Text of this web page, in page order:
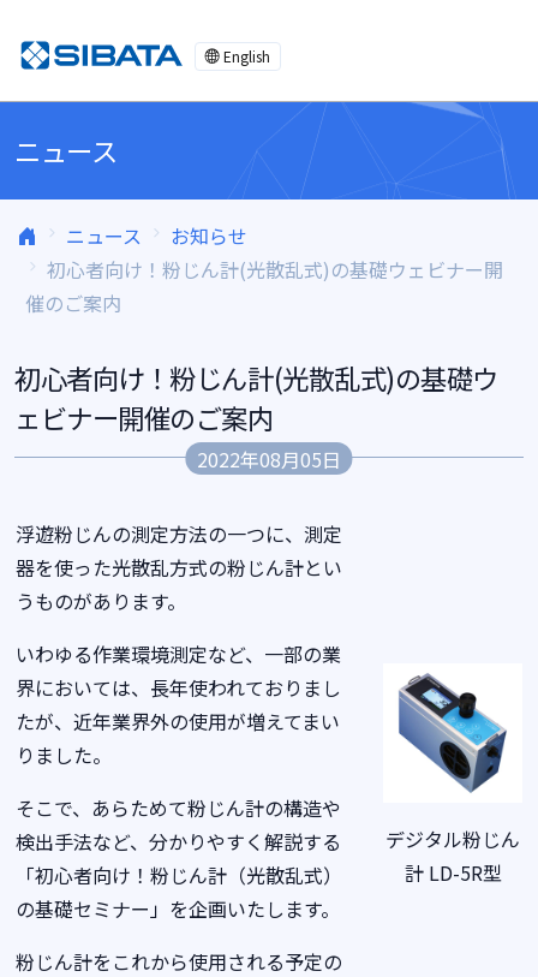
English
ニュース
ニュース
お知らせ
初心者向け！粉じん計(光散乱式)の基礎ウェビナー開
催のご案内
初心者向け！粉じん計(光散乱式)の基礎ウ
ェビナー開催のご案内
2022年08月05日
浮遊粉じんの測定方法の一つに、測定
器を使った光散乱方式の粉じん計とい
うものがあります。
いわゆる作業環境測定など、一部の業
界においては、長年使われておりまし
たが、近年業界外の使用が増えてまい
りました。
そこで、あらためて粉じん計の構造や
検出手法など、分かりやすく解説する
「初心者向け！粉じん計（光散乱式）
の基礎セミナー」を企画いたします。
粉じん計をこれから使用される予定の
デジタル粉じん
計 LD-5R型